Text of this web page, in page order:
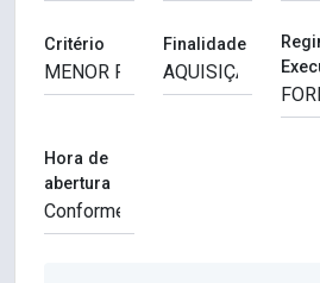
Critério Finalidade
Hora de
abertura